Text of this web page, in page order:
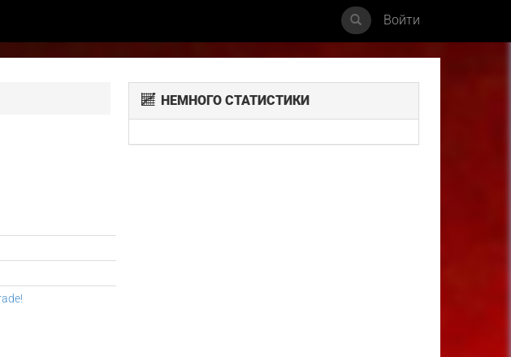
Войти
НЕМНОГО СТАТИСТИКИ